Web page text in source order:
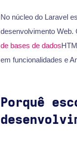
No núcleo do Laravel
desenvolvimento Web.
de bases de dados
em funcionalidades e
Porquê